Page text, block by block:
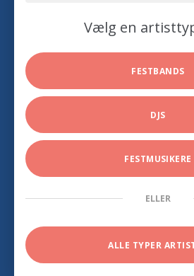
Vælg en
FESTBANDS
DJS
FESTMUSIKERE
ELLER
ALLE TYPER